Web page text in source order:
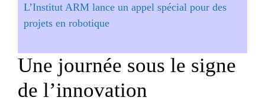
L’Institut ARM lance un appel spécial pour des
projets en robotique
Une journée sous le signe
de l’innovation